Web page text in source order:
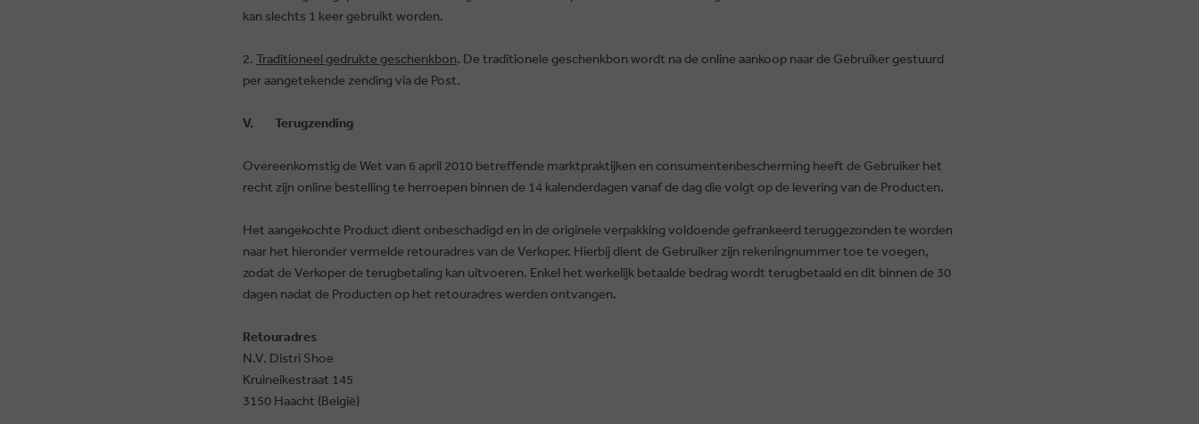
kan slechts 1 keer gebruikt worden.
2. Traditioneel gedrukte geschenkbon. De traditionele geschenkbon wordt na de online aankoop naar de Gebruiker gestuurd
per aangetekende zending via de Post.
V. Terugzending
Overeenkomstig de Wet van 6 april 2010 betreffende marktpraktijken en consumentenbescherming heeft de Gebruiker het
recht zijn online bestelling te herroepen binnen de 14 kalenderdagen vanaf de dag die volgt op de levering van de Producten.
Het aangekochte Product dient onbeschadigd en in de originele verpakking voldoende gefrankeerd teruggezonden te worden
naar het hieronder vermelde retouradres van de Verkoper. Hierbij dient de Gebruiker zijn rekeningnummer toe te voegen,
zodat de Verkoper de terugbetaling kan uitvoeren. Enkel het werkelijk betaalde bedrag wordt terugbetaald en dit binnen de 30
dagen nadat de Producten op het retouradres werden ontvangen.
Retouradres
N.V. Distri Shoe
Kruineikestraat 145
3150 Haacht (België)